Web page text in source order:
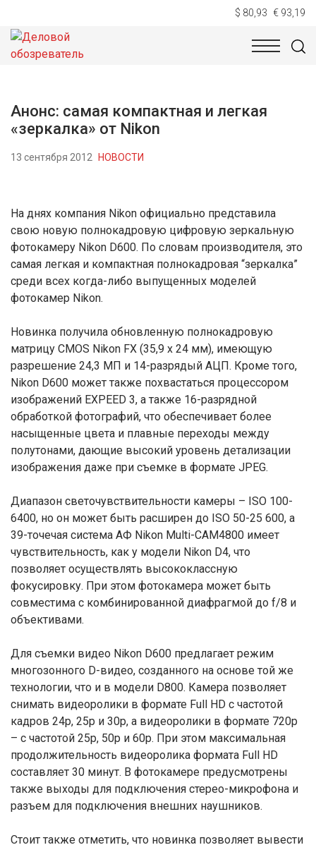
$ 80,93 € 93,19
НОВОСТИ
Анонс: самая компактная и легкая
«зеркалка» от Nikon
13 сентября 2012 НОВОСТИ
На днях компания Nikon официально представила
свою новую полнокадровую цифровую зеркальную
фотокамеру Nikon D600. По словам производителя, это
самая легкая и компактная полнокадровая “зеркалка”
среди всех когда-либо выпущенных моделей
фотокамер Nikon.
Новинка получила обновленную полнокадровую
матрицу CMOS Nikon FX (35,9 x 24 мм), имеющую
разрешение 24,3 МП и 14-разрядый АЦП. Кроме того,
Nikon D600 может также похвастаться процессором
изображений EXPEED 3, а также 16-разрядной
обработкой фотографий, что обеспечивает более
насыщенные цвета и плавные переходы между
полутонами, дающие высокий уровень детализации
изображения даже при съемке в формате JPEG.
Диапазон светочувствительности камеры – ISO 100-
6400, но он может быть расширен до ISO 50-25 600, а
39-точечая система АФ Nikon Multi-CAM4800 имеет
чувствительность, как у модели Nikon D4, что
позволяет осуществлять высококлассную
фокусировку. При этом фотокамера может быть
совместима с комбинированной диафрагмой до f/8 и
объективами.
Для съемки видео Nikon D600 предлагает режим
многозонного D-видео, созданного на основе той же
технологии, что и в модели D800. Камера позволяет
снимать видеоролики в формате Full HD с частотой
кадров 24р, 25р и 30р, а видеоролики в формате 720р
– с частотой 25р, 50р и 60р. При этом максимальная
продолжительность видеоролика формата Full HD
составляет 30 минут. В фотокамере предусмотрены
также выходы для подключения стерео-микрофона и
разъем для подключения внешних наушников.
Стоит также отметить, что новинка позволяет вывести